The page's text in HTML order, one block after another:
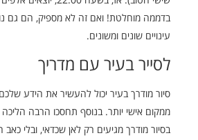
בדממה מוחלטת! ואם זה לא מספיק, הם גם
עינויים שונים ומשונים.
לסייר בעיר עם מדריך
סיור מודרך בעיר יכול להעשיר את הידע
ממקום אישי יותר. בנוסף תחסכו הרבה הליכה
בסיור מודרך מגיעים רק לאן שכדאי, ובלי כאב